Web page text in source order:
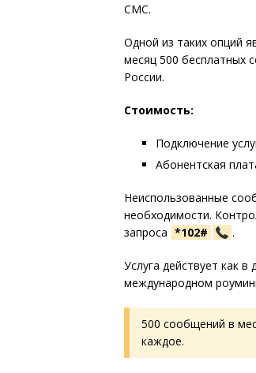
СМС.
Одной из таких опций
месяц 500 бесплатных
России.
Стоимость:
Подключение
Абонентская
Неиспользованные
необходимости.
запроса *102# .
Услуга действует как
международном
500 сообщений в
каждое.